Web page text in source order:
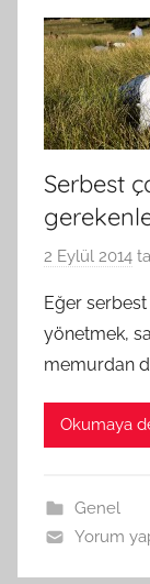
Serbest
2 Eylül 2014
Eğer serbest
yönetmek,
memurdan
Okumaya
Genel
Yorum